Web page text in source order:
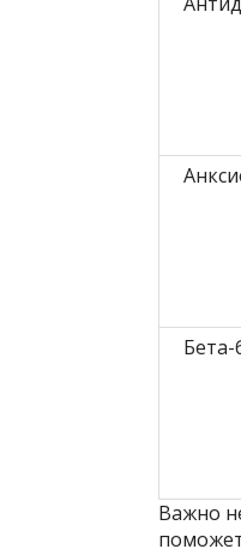
Важно